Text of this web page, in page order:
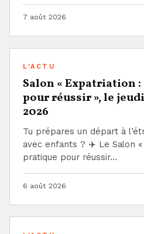
7 août 2026
L'ACTU
Salon « Expatriation
pour réussir », le
2026
Tu prépares un départ à
avec enfants ? ✈️ Le Salon
pratique pour réussir…
6 août 2026